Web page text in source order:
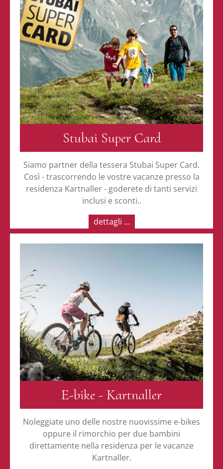
Stubai Super Card
Siamo partner della tessera Stubai Super Card.
Così - trascorrendo le vostre vacanze presso la
residenza Kartnaller - goderete di tanti servizi
inclusi e sconti..
dettagli ...
E-bike - Kartnaller
Noleggiate uno delle nostre nuovissime e-bikes
oppure il rimorchio per due bambini
direttamente nella residenza per le vacanze
Kartnaller.